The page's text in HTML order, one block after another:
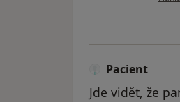
Pacient
Jde vidět, že